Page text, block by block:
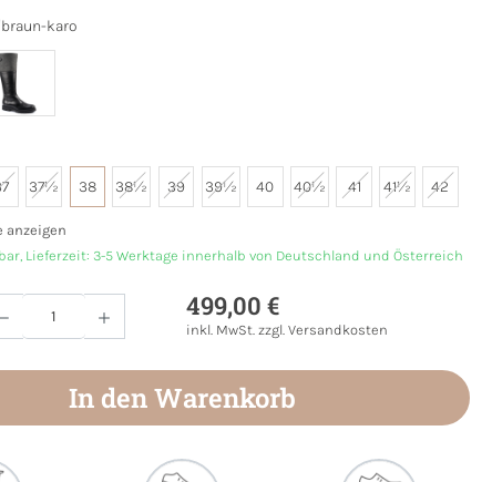
karo
37½ 38 38½ 39 39½ 40 40½ 41 41½ 42
anzeigen
Lieferzeit: 3-5 Werktage innerhalb von Deutschland und Österreich
Gib den gewünschten Wert ein
499,00 €
inkl. MwSt. zzgl. Versandkosten
In den Warenkorb